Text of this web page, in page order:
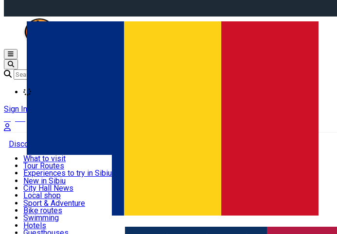
Română
Open main menu
Sign In
Discover
Useful info
Activities & Adventure
Accommodation
What to visit
Tour Routes
Experiences to try in Sibiu
Podcast
Culture
Museums
Churches
Parks, Zoo
County of Sibiu
New in Sibiu
City Hall News
Local shop
Sibiu artisans
Sibiul Verde
Public services
Education
How do I get to Sibiu
Sport & Adventure
Bike routes
Swimming
Riding
Hotels